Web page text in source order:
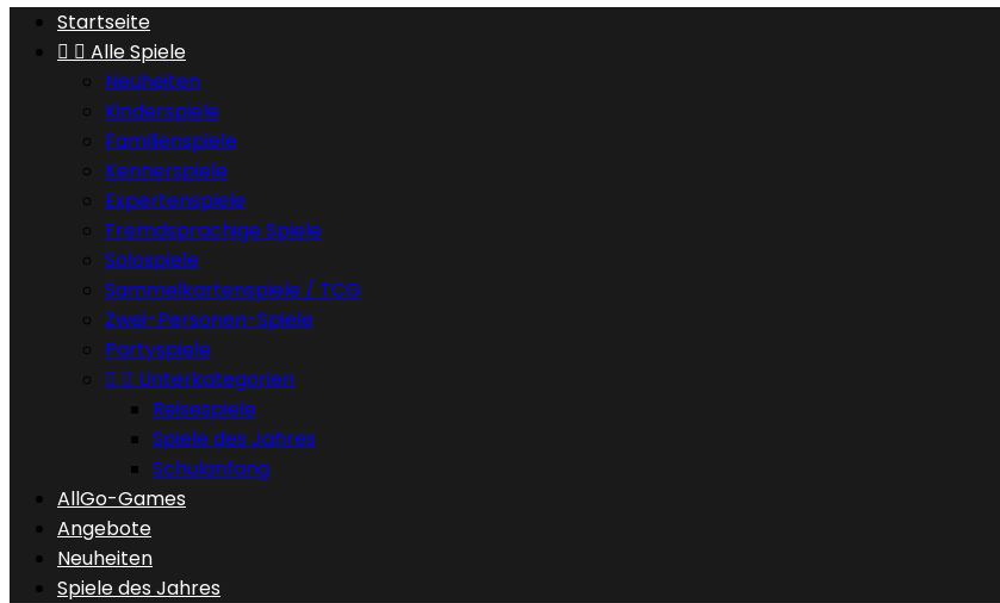
Startseite
  Alle Spiele
Neuheiten
Kinderspiele
Familienspiele
Kennerspiele
Expertenspiele
Fremdsprachige Spiele
Solospiele
Sammelkartenspiele / TCG
Zwei-Personen-Spiele
Partyspiele
  Unterkategorien
Reisespiele
Spiele des Jahres
Schulanfang
AllGo-Games
Angebote
Neuheiten
Spiele des Jahres